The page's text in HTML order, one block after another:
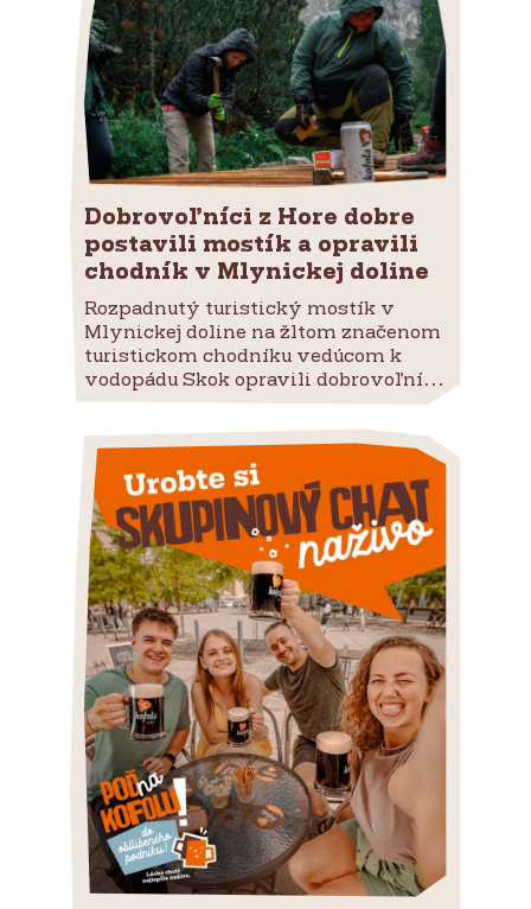
Dobrovoľníci z Hore dobre
postavili mostík a opravili
chodník v Mlynickej doline
Rozpadnutý turistický mostík v
Mlynickej doline na žltom značenom
turistickom chodníku vedúcom k
vodopádu Skok opravili dobrovoľní...